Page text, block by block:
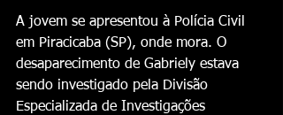
A jovem se apresentou à Polícia Civil
em Piracicaba (SP), onde mora. O
desaparecimento de Gabriely estava
sendo investigado pela Divisão
Especializada de Investigações